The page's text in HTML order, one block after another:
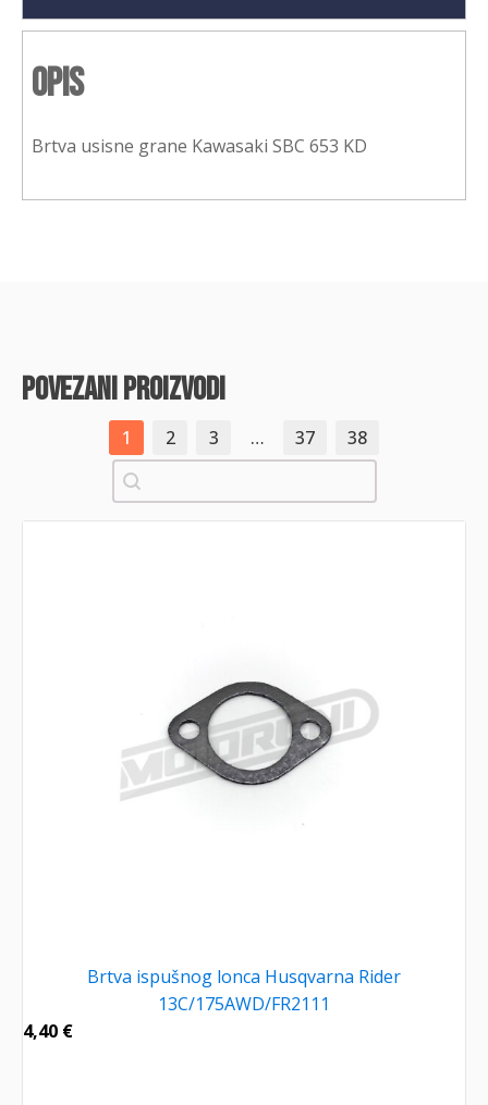
Opis
Brtva usisne grane Kawasaki SBC 653 KD
povezani proizvodi
1 2 3 … 37
38
Pretraži
Brtva ispušnog lonca Husqvarna Rider
13C/175AWD/FR2111
4,40 €